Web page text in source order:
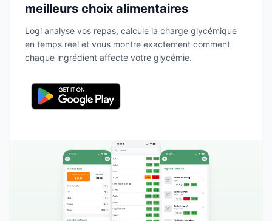
meilleurs choix alimentaires
Logi analyse vos repas, calcule la charge glycémique
en temps réel et vous montre exactement comment
chaque ingrédient affecte votre glycémie.